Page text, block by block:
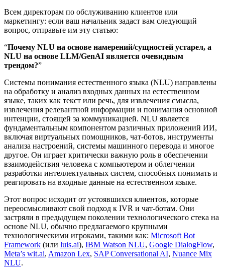
Всем директорам по обслуживанию клиентов или
маркетингу: если ваш начальник задаст вам следующий
вопрос, отправьте им эту статью:
“Почему NLU на основе намерений/сущностей устарел, а
NLU на основе LLM/GenAI является очевидным
трендом?”
Системы понимания естественного языка (NLU) направлены
на обработку и анализ входных данных на естественном
языке, таких как текст или речь, для извлечения смысла,
извлечения релевантной информации и понимания основной
интенции, стоящей за коммуникацией. NLU является
фундаментальным компонентом различных приложений ИИ,
включая виртуальных помощников, чат-ботов, инструменты
анализа настроений, системы машинного перевода и многое
другое. Он играет критически важную роль в обеспечении
взаимодействия человека с компьютером и облегчении
разработки интеллектуальных систем, способных понимать и
реагировать на входные данные на естественном языке.
Этот вопрос исходит от устоявшихся клиентов, которые
переосмысливают свой подход к IVR и чат-ботам. Они
застряли в предыдущем поколении технологического стека на
основе NLU, обычно предлагаемого крупными
технологическими игроками, такими как: Microsoft Bot
Framework (или luis.ai), IBM Watson NLU, Google DialogFlow,
Meta’s wit.ai, Amazon Lex, SAP Conversational AI, Nuance Mix
NLU.